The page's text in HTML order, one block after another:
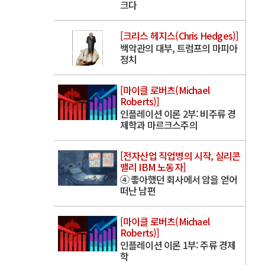
크다
[크리스 헤지스(Chris Hedges)]
백악관의 대부, 트럼프의 마피아
정치
[마이클 로버츠(Michael
Roberts)]
인플레이션 이론 2부: 비주류 경
제학과 마르크스주의
[전자산업 직업병의 시작, 실리콘
밸리 IBM 노동자]
④ 좋아했던 회사에서 암을 얻어
떠난 남편
[마이클 로버츠(Michael
Roberts)]
인플레이션 이론 1부: 주류 경제
학